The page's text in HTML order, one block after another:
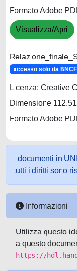
Formato Adobe
Visualizza/Apri
accesso solo da
Licenza: Creative
Dimensione
Formato Adobe
I documenti in
tutti i diritti sono
Informazioni
Utilizza questo
a questo
https://